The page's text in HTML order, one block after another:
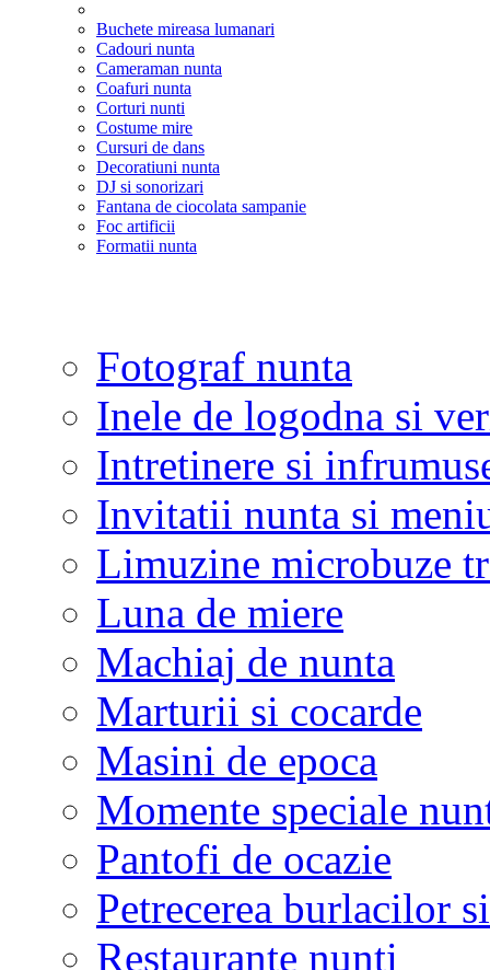
Buchete mireasa lumanari
Cadouri nunta
Cameraman nunta
Coafuri nunta
Corturi nunti
Costume mire
Cursuri de dans
Decoratiuni nunta
DJ si sonorizari
Fantana de ciocolata sampanie
Foc artificii
Formatii nunta
Fotograf nunta
Inele de logodna si
Intretinere si
Invitatii nunta si
Limuzine microbuze
Luna de miere
Machiaj de nunta
Marturii si cocarde
Masini de epoca
Momente speciale
Pantofi de ocazie
Petrecerea burlacilor
Restaurante nunti